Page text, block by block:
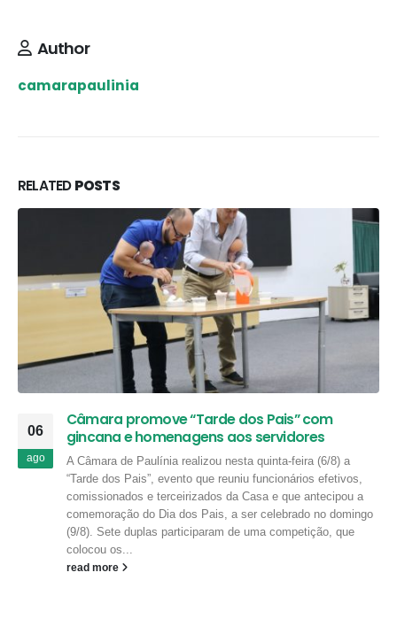
Author
camarapaulinia
RELATEDPOSTS
06
ago
Câmara promove “Tarde dos Pais” com
gincana e homenagens aos servidores
A Câmara de Paulínia realizou nesta quinta-feira (6/8) a
“Tarde dos Pais”, evento que reuniu funcionários efetivos,
comissionados e terceirizados da Casa e que antecipou a
comemoração do Dia dos Pais, a ser celebrado no domingo
(9/8). Sete duplas participaram de uma competição, que
colocou os...
read more